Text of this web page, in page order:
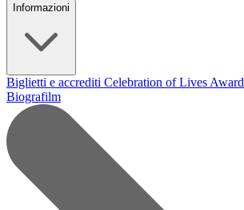
Informazioni
Biglietti e accrediti Celebration of Lives Award
Biografilm